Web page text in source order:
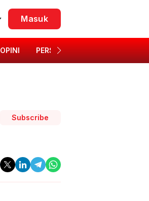
Masuk
OPINI PERSONA
Subscribe